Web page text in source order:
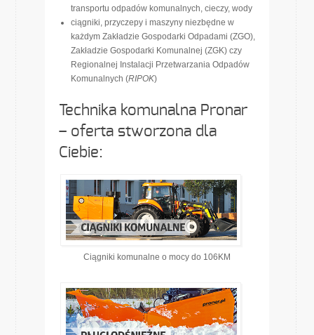
transportu odpadów komunalnych, cieczy, wody
ciągniki, przyczepy i maszyny niezbędne w
każdym Zakładzie Gospodarki Odpadami (ZGO),
Zakładzie Gospodarki Komunalnej (ZGK) czy
Regionalnej Instalacji Przetwarzania Odpadów
Komunalnych (RIPOK)
Technika komunalna Pronar
– oferta stworzona dla
Ciebie:
Ciągniki komunalne o mocy do 106KM